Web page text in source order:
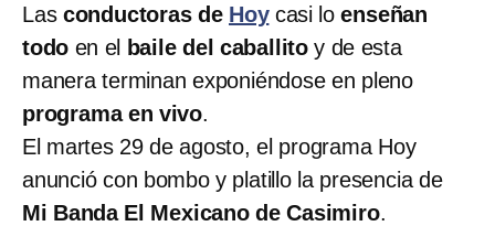
Las conductoras de Hoy casi loenseñan
todo en el baile del caballitoy de esta
manera terminan exponiéndose en pleno
programa en vivo.
El martes 29 de agosto, el programa Hoy
anunció con bombo y platillo la presencia de
Mi Banda El Mexicano de Casimiro.